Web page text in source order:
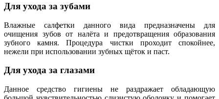
Для ухода за зубами
Влажные салфетки данного вида предназначены для
очищения зубов от налёта и предотвращения образования
зубного камня. Процедура чистки проходит спокойнее,
нежели при использовании зубных щёток и паст.
Для ухода за глазами
Данное средство гигиены не раздражает обладающую